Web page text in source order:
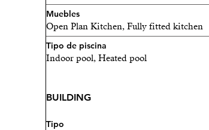
Muebles
Open Plan Kitchen, Fully fitted kitchen
Tipo de piscina
Indoor pool, Heated pool
BUILDING
Tipo